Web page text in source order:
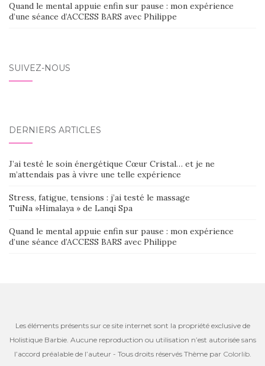
Quand le mental appuie enfin sur pause : mon expérience
d’une séance d’ACCESS BARS avec Philippe
SUIVEZ-NOUS
DERNIERS ARTICLES
J’ai testé le soin énergétique Cœur Cristal… et je ne
m’attendais pas à vivre une telle expérience
Stress, fatigue, tensions : j’ai testé le massage
TuiNa »Himalaya » de Lanqi Spa
Quand le mental appuie enfin sur pause : mon expérience
d’une séance d’ACCESS BARS avec Philippe
Les éléments présents sur ce site internet sont la propriété exclusive de
Holistique Barbie. Aucune reproduction ou utilisation n’est autorisée sans
l’accord préalable de l’auteur - Tous droits réservés Thème par Colorlib.